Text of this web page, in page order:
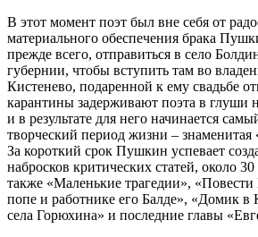
В этот момент поэт был вне себя от
материального обеспечения брака
прежде всего, отправиться в село
губернии, чтобы вступить там во
Кистенево, подаренной к ему свадьбе
карантины задерживают поэта в глуши
и в результате для него начинается
творческий период жизни – знаменитая
За короткий срок Пушкин успевает
набросков критических статей, около
также «Маленькие трагедии»,
попе и работнике его Балде», «Домик
села Горюхина» и последние главы